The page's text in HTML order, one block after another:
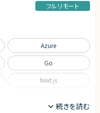
フルリモート
Azure
Go
Next.js